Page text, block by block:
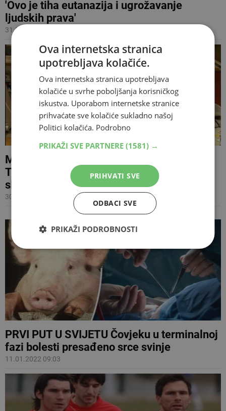
'Ovo je tiha eutanazija i ugrožavanje
ljudskih prava'
31.03.2022 12:15
MORA SE CIJEPITI ZA SPASONOSNU
TRANSPLANTACIJU 'Radije ću umrijeti
slobodan, ne mijenjam mišljenje'
30.01.2022 22:26
PRVI PUT U SVIJETU Čovjeku u terminalnoj
fazi bolesti presađeno srce svinje
11.01.2022 09:03
Ova internetska stranica
upotrebljava kolačiće.
Ova internetska stranica upotrebljava
kolačiće u svrhe poboljšanja korisničkog
iskustva. Uporabom internetske stranice
prihvaćate sve kolačiće sukladno našoj
Politici kolačića. Podrobno
PRIKAŽI SVE PARTNERE (1581) →
PRIHVATI SVE
ODBACI SVE
PRIKAŽI PODROBNOSTI